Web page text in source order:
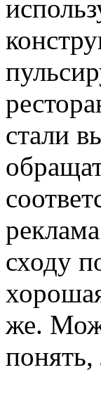
стали
сходу
же.
понять,